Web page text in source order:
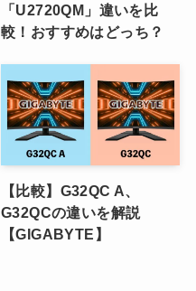
「U2720QM」違いを比
較！おすすめはどっち？
【比較】G32QC A、
G32QCの違いを解説
【GIGABYTE】